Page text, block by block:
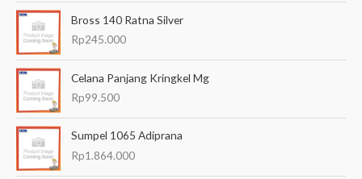
a
u
n
u
Bross 140 Ratna Silver
Rp245.000
Celana Panjang Kringkel Mg
Rp99.500
Sumpel 1065 Adiprana
Rp1.864.000